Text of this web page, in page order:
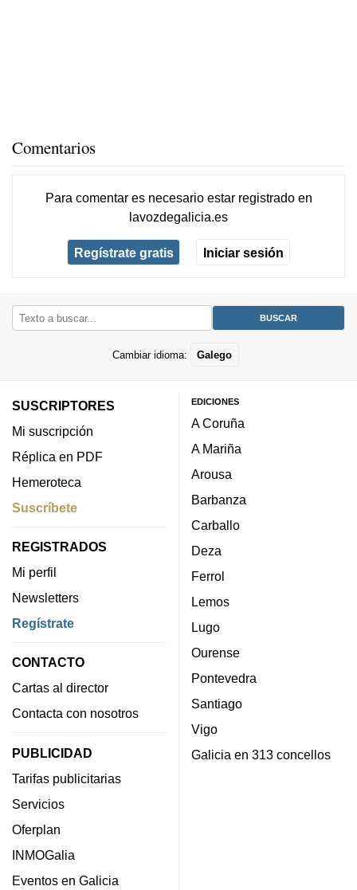
Comentarios
Para comentar es necesario estar registradoen
lavozdegalicia.es
Regístrate gratis Iniciar sesión
Cambiar idioma: Galego
SUSCRIPTORES
Mi suscripción
Réplica en PDF
Hemeroteca
Suscríbete
REGISTRADOS
Mi perfil
Newsletters
Regístrate
CONTACTO
Cartas al director
Contacta con nosotros
PUBLICIDAD
Tarifas publicitarias
Servicios
Oferplan
INMOGalia
Eventos en Galicia
EDICIONES
A Coruña
A Mariña
Arousa
Barbanza
Carballo
Deza
Ferrol
Lemos
Lugo
Ourense
Pontevedra
Santiago
Vigo
Galicia en 313 concellos